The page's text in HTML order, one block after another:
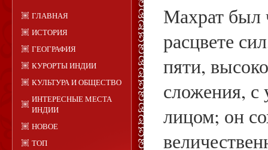
ГЛАВНАЯ
ИСТОРИЯ
ГЕОГРАФИЯ
КУРОРТЫ ИНДИИ
КУЛЬТУРА И ОБЩЕСТВО
ИНТЕРЕСНЫЕ МЕСТА
ИНДИИ
НОВОЕ
ТОП
Махрат был
расцвете
пяти,
сложения,
лицом; он